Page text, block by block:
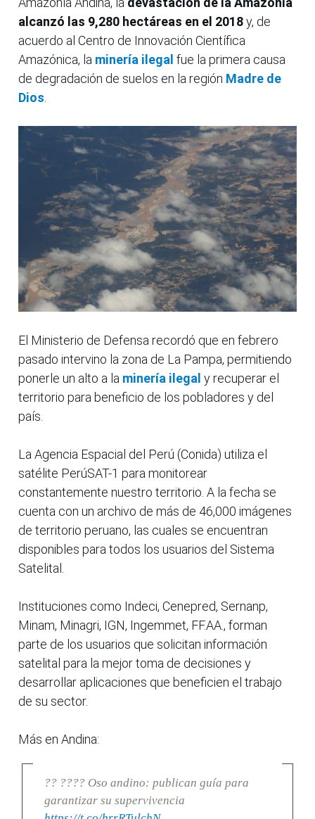
alcanzó las 9,280 hectáreas en el 2018y, de
acuerdo al Centro de Innovación Científica
Amazónica, la minería ilegal fue la primera causa
de degradación de suelos en la región Madre de
Dios
El Ministerio de Defensa recordó que en febrero
pasado intervino la zona de La Pampa, permitiendo
ponerle un alto a la minería ilegal y recuperar el
territorio para beneficio de los pobladores y del
país.
La Agencia Espacial del Perú (Conida) utiliza el
satélite PerúSAT-1 para monitorear
constantemente nuestro territorio. A la fecha se
cuenta con un archivo de más de 46,000 imágenes
de territorio peruano, las cuales se encuentran
disponibles para todos los usuarios del Sistema
Satelital.
Instituciones como Indeci, Cenepred, Sernanp,
Minam, Minagri, IGN, Ingemmet, FF.AA., forman
parte de los usuarios que solicitan información
satelital para la mejor toma de decisiones y
desarrollar aplicaciones que beneficien el trabajo
de su sector.
Más en Andina:
?? ???? Oso andino: publican guía para
garantizar su supervivencia